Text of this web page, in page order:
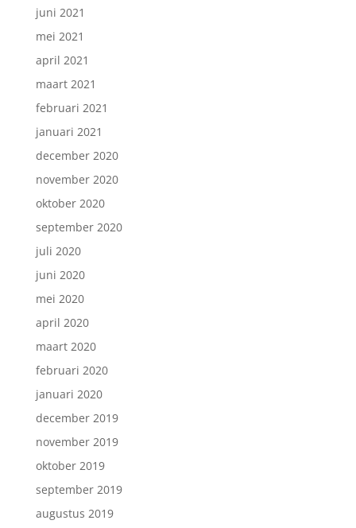
juni 2021
mei 2021
april 2021
maart 2021
februari 2021
januari 2021
december 2020
november 2020
oktober 2020
september 2020
juli 2020
juni 2020
mei 2020
april 2020
maart 2020
februari 2020
januari 2020
december 2019
november 2019
oktober 2019
september 2019
augustus 2019